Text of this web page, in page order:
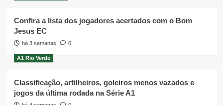
Confira a lista dos jogadores acertados com o Bom
Jesus EC
há 3 semanas 0
A1 Rio Verde
Classificação, artilheiros, goleiros menos vazados e
jogos da última rodada na Série A1